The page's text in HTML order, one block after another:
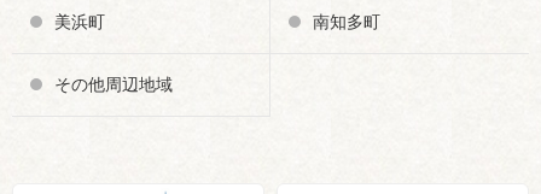
美浜町 南知多町
その他周辺地域